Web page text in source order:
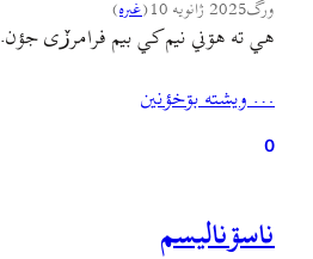
ورگ2025 ژانویه 10 (غىره)
هي ته هۊني نيم کي بيم فرامرزٚی جؤن.
… ويشته بۊخؤنين
0
ناسۊناليسم